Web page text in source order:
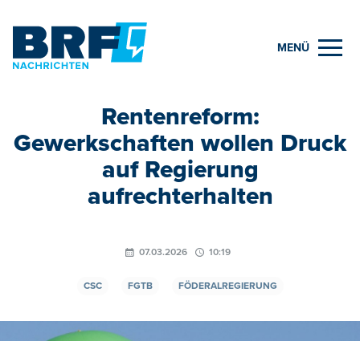
MENÜ
Rentenreform:
Gewerkschaften wollen Druck
auf Regierung
aufrechterhalten
07.03.2026 10:19
CSC FGTB FÖDERALREGIERUNG